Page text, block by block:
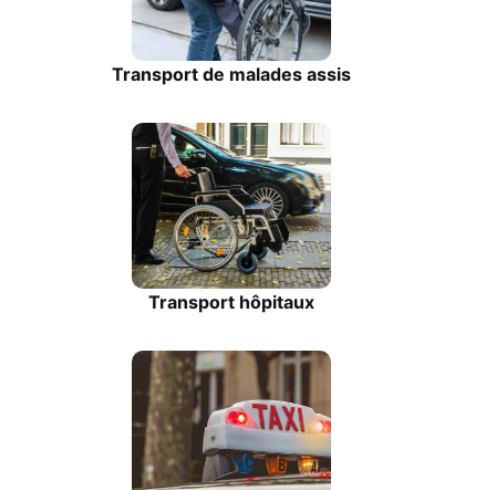
Transport de malades assis
Transport hôpitaux